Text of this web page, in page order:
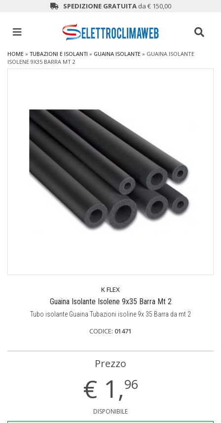
SPEDIZIONE GRATUITAda € 150,00
HOME » TUBAZIONI E ISOLANTI » GUAINA ISOLANTE » GUAINA ISOLANTE
ISOLENE 9X35 BARRA MT 2
K FLEX
Guaina Isolante Isolene 9x35 Barra Mt 2
Tubo isolante Guaina Tubazioni isoline 9x 35 Barra da mt 2
CODICE: 01471
Prezzo
€ 1,96
DISPONIBILE